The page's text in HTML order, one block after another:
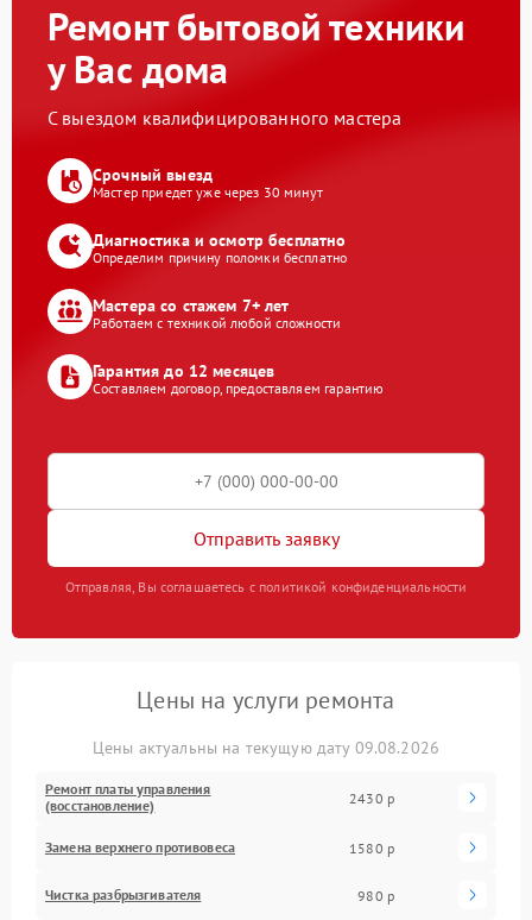
Ремонт бытовой техники
у Вас дома
С выездом квалифицированного мастера
Срочный выезд
Мастер приедет уже через 30 минут
Диагностика и осмотр бесплатно
Определим причину поломки бесплатно
Мастера со стажем 7+ лет
Работаем с техникой любой сложности
Гарантия до 12 месяцев
Составляем договор, предоставляем гарантию
Отправить заявку
Отправляя, Вы соглашаетесь с политикой конфиденциальности
Цены на услуги ремонта
Цены актуальны на текущую дату 09.08.2026
Ремонт платы управления
(восстановление)
2430 р
Замена верхнего противовеса 1580 р
Чистка разбрызгивателя 980 р